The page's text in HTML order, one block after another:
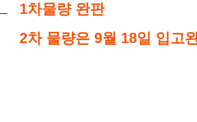
1차물량 완판
2차 물량은 9월 18일 입고